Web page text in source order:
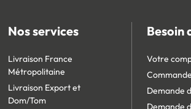
Nos services
Livraison France
Métropolitaine
Livraison Export et
Dom/Tom
Besoin
Votre
Demande
Demande